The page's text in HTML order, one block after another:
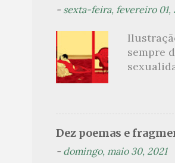
á
r
o
s
- sexta-feira, fevereiro 01,
sempre
sido
Dez poemas e
- domingo, maio 30, 2021